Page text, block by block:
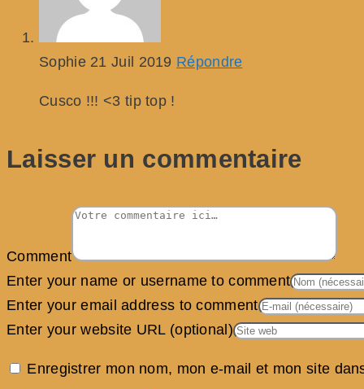
Sophie 21 Juil 2019 Répondre
Cusco !!! <3 tip top !
Laisser un commentaire
Comment
Enter your name or username to comment
Enter your email address to comment
Enter your website URL (optional)
Enregistrer mon nom, mon e-mail et mon site